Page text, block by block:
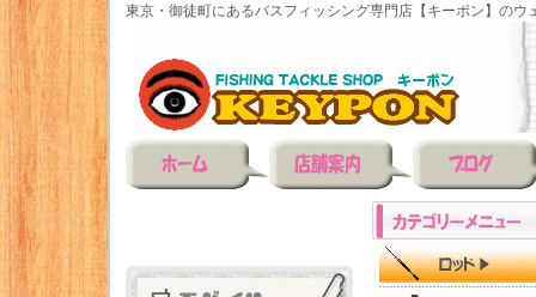
東京・御徒町にあるバスフィッシング専門店【キーポン】のウ